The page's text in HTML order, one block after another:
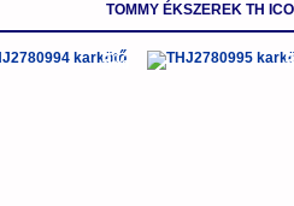
TOMMY ÉKSZEREK TH
-5% -